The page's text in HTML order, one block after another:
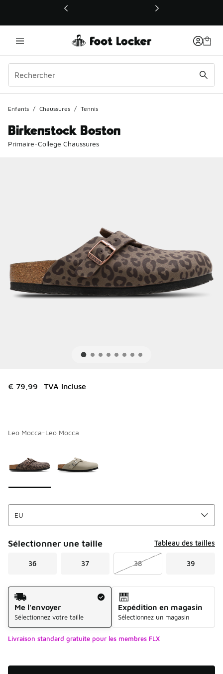
Ce lien ouvrira une nouvelle fenêtre
Enfants / Chaussures / Tennis
Birkenstock Boston
Primaire-College Chaussures
€ 79,99 TVA incluse
Leo Mocca-Leo Mocca
Sélectionner une taille Tableau des tailles
36 37 38 39
Mode d'expédition
Me l'envoyer
Sélectionnez votre taille
Expédition en magasin
Sélectionnez un magasin
Livraison standard gratuite pour les membres FLX